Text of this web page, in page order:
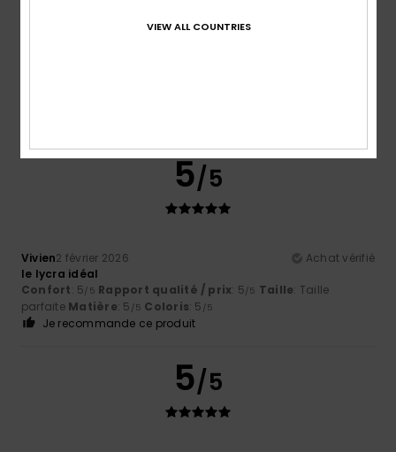
5/5
Vivien2 février 2026
Achat vérifié
le lycra idéal
Confort: 5/5 Rapport qualité / prix: 5/5 Taille: Taille
parfaite Matière: 5 /5 Coloris: 5 /5
Je recommande ce produit
5/5
VIEW ALL COUNTRIES